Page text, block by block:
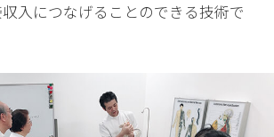
入につなげることのできる技術で